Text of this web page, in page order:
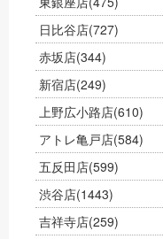
日比谷店(727)
赤坂店(344)
新宿店(249)
上野広小路店(610)
アトレ亀戸店(584)
五反田店(599)
渋谷店(1443)
吉祥寺店(259)